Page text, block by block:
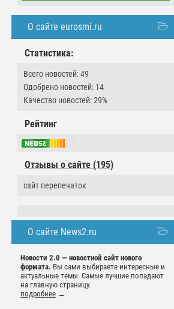
О сайте eurosmi.ru
Статистика:
Всего новостей: 49
Одобрено новостей: 14
Качество новостей: 29%
Рейтинг
Отзывы о сайте (195)
сайт перепечаток
О сайте News2.ru
Новости 2.0 — новостной сайт нового
формата. Вы сами выбираете интересные и
актуальные темы. Самые лучшие попадают
на главную страницу.
подробнее →